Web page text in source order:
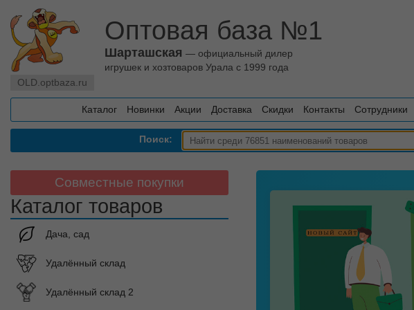
OLD.optbaza.ru
Оптовая база №1
Шарташская — официальный дилер
игрушек и хозтоваров Урала с 1999 года
Каталог Новинки Акции Доставка Скидки Контакты Сотрудники
Поиск:
Совместные покупки
Каталог товаров
Дача, сад
Удалённый склад
Удалённый склад 2